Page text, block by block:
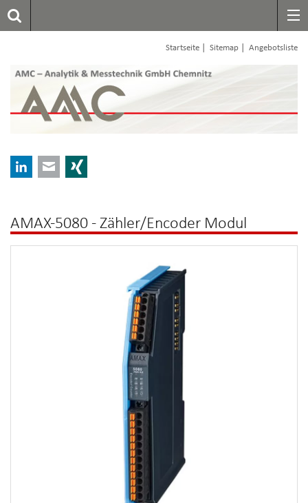
Startseite Sitemap Angebotsliste
LinkedInE-mail
AMAX-5080 - Zähler/Encoder Modul